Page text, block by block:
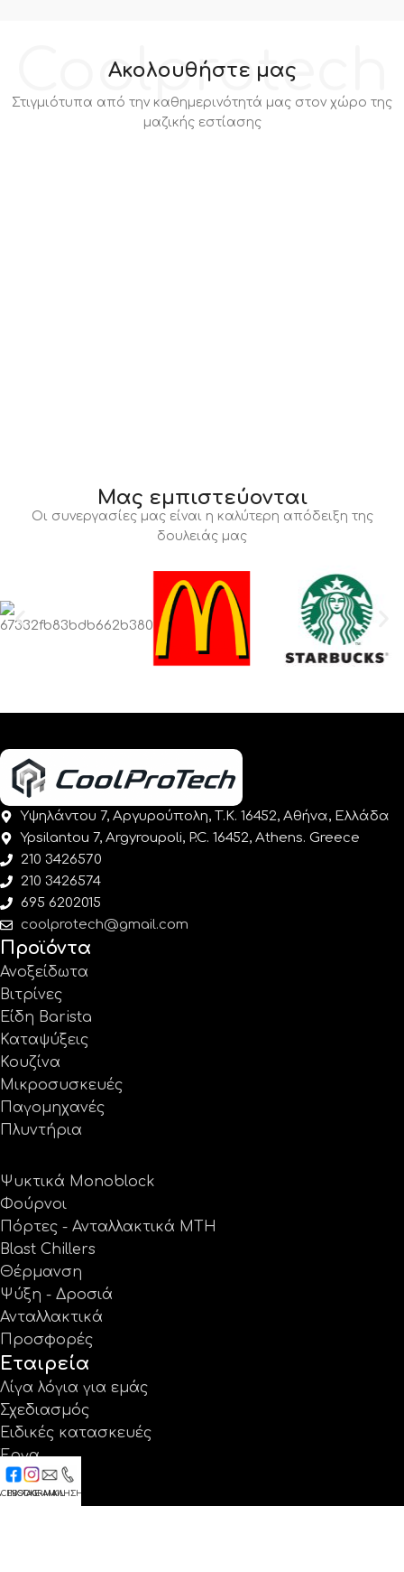
Coolprotech
Ακολουθήστε μας
Στιγμιότυπα από την καθημερινότητά μας στον χώρο της
μαζικής εστίασης
Μας εμπιστεύονται
Οι συνεργασίες μας είναι η καλύτερη απόδειξη της
δουλειάς μας
Υψηλάντου 7, Αργυρούπολη, Τ.Κ. 16452, Αθήνα, Ελλάδα
Ypsilantou 7, Argyroupoli, P.C. 16452, Athens. Greece
210 3426570
210 3426574
695 6202015
coolprotech@gmail.com
Προϊόντα
Ανοξείδωτα
Βιτρίνες
Είδη Barista
Καταψύξεις
Κουζίνα
Μικροσυσκευές
Παγομηχανές
Πλυντήρια
Ψυκτικά Monoblock
Φούρνοι
Πόρτες - Ανταλλακτικά MTH
Blast Chillers
Θέρμανση
Ψύξη - Δροσιά
Ανταλλακτικά
Προσφορές
Εταιρεία
Λίγα λόγια για εμάς
Σχεδιασμός
Ειδικές κατασκευές
Έργα
Κατάλογοι
Εγγύηση
INSTAGRAM
E-MAILΚΛΗΣΗ